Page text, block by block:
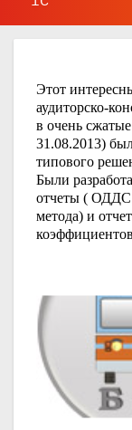
Этот
аудиторско-
в очень
31.08.2013)
типового
Были
отчеты ( ОДДС
метода) и